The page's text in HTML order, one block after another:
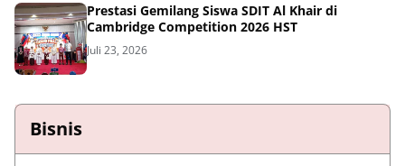
Prestasi Gemilang Siswa SDIT Al Khair di
Cambridge Competition 2026 HST
Juli 23, 2026
Bisnis